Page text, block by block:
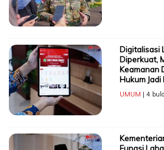
Digitalisasi
Diperkuat,
Keamanan
Hukum
UMUM | 4